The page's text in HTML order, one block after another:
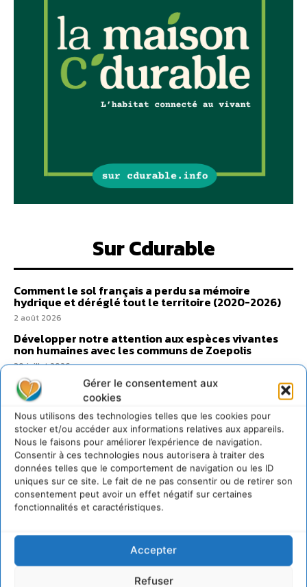
Gérer le consentement aux
cookies
Nous utilisons des technologies telles que les cookies pour
stocker et/ou accéder aux informations relatives aux appareils.
Nous le faisons pour améliorer l’expérience de navigation.
Consentir à ces technologies nous autorisera à traiter des
données telles que le comportement de navigation ou les ID
uniques sur ce site. Le fait de ne pas consentir ou de retirer son
consentement peut avoir un effet négatif sur certaines
fonctionnalités et caractéristiques.
Accepter
Refuser
Sur Cdurable
Comment le sol français a perdu sa mémoire
hydrique et déréglé tout le territoire (2020-2026)
2 août 2026
Développer notre attention aux espèces vivantes
non humaines avec les communs de Zoepolis
30 juillet 2026
Un kit citoyen pour lever les freins au
développement des forêts comestibles dans nos
villes
29 juillet 2026
L’éco-anxiété informe et l’éco-lucidité transforme
28 juillet 2026
7 indicateurs pour des villes résilientes et durables,
adaptées au changement climatique
27 juillet 2026